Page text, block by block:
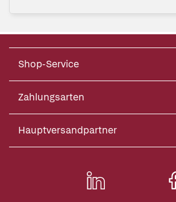
Shop-Service
Zahlungsarten
Hauptversandpartner